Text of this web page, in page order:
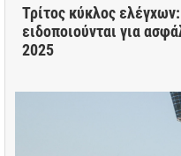
Τρίτος κύκλος
ειδοποιούνται για
2025